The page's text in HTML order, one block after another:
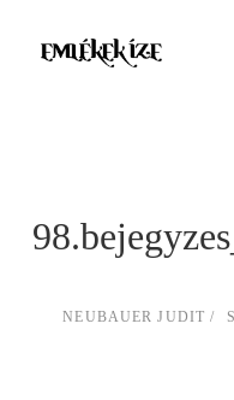
NEUBAUER JUDIT